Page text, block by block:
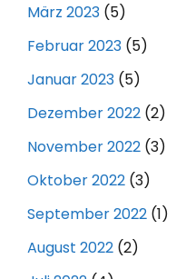
März 2023 (5)
Februar 2023 (5)
Januar 2023 (5)
Dezember 2022 (2)
November 2022 (3)
Oktober 2022 (3)
September 2022 (1)
August 2022 (2)